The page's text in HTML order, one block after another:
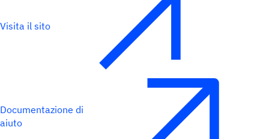
Visita il sito
Documentazione di
aiuto